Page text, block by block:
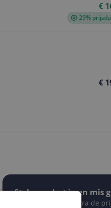
€
-29%
€
Stel een alert in en mis
Krijg een seintje zodra de